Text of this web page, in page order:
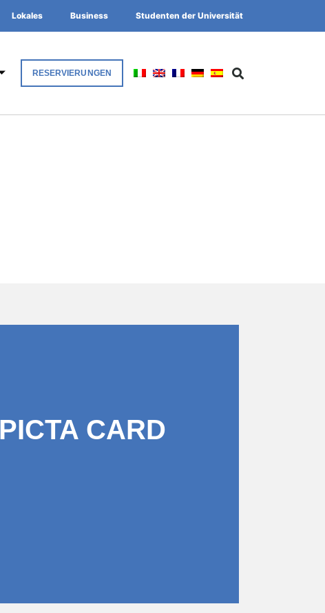
Lokales Business Studenten der Universität
RESERVIERUNGEN
CARD